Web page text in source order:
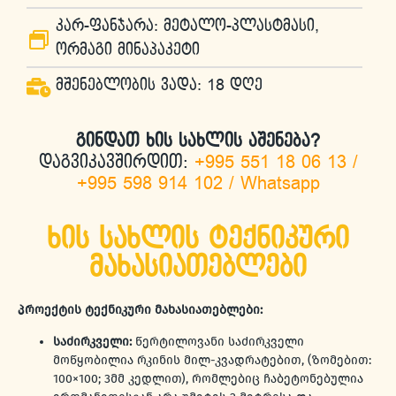
კარ-ფანჯარა: მეტალო-პლასტმასი,
ორმაგი მინაპაკეტი
მშენებლობის ვადა: 18 დღე
გინდათ ხის სახლის აშენება?
დაგვიკავშირდით: +995 551 18 06 13/
+995 598 914 102 / Whatsapp
ხის სახლის ტექნიკური
მახასიათებლები
პროექტის ტექნიკური მახასიათებლები:
საძირკველი: წერტილოვანი საძირკველი
მოწყობილია რკინის მილ-კვადრატებით, (ზომებით:
100×100; 3მმ კედლით), რომლებიც ჩაბეტონებულია